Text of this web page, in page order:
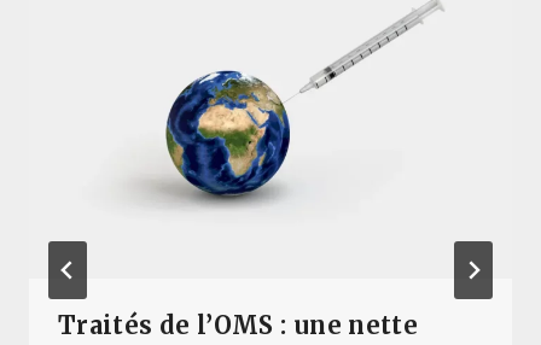
Traités de l’OMS : une nette